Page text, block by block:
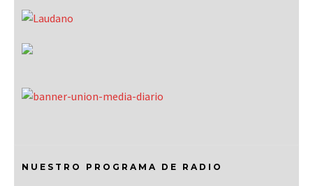
NUESTRO PROGRAMA DE RADIO